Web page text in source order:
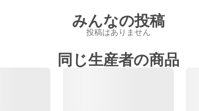
みんなの投稿
投稿はありません
同じ生産者の商品